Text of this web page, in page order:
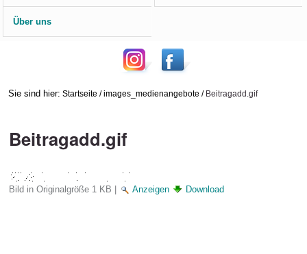
Über uns
Sie sind hier: Startseite /images_medienangebote / Beitragadd.gif
Beitragadd.gif
Bild in Originalgröße 1 KB | Anzeigen Download